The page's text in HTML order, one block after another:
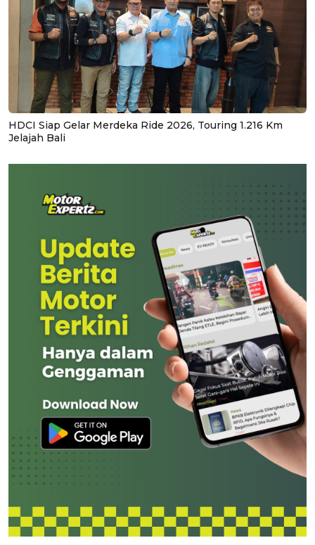
HDCI Siap Gelar Merdeka Ride 2026, Touring 1.216 Km
Jelajah Bali